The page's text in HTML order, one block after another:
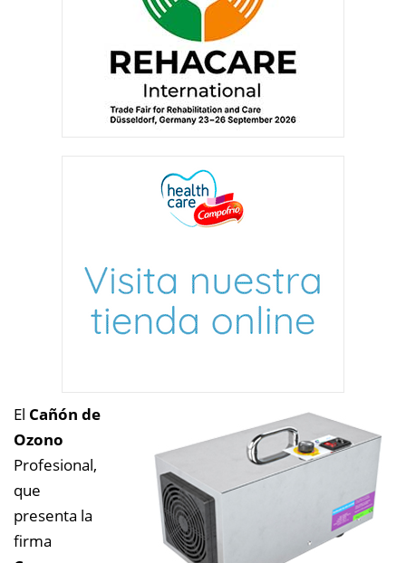
El Cañón de
Ozono
Profesional,
que
presenta la
firma